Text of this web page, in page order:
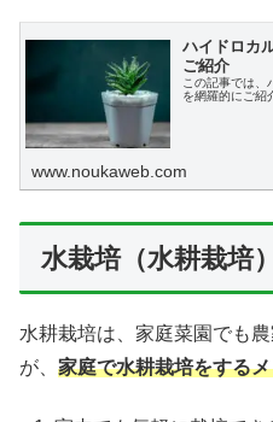
ハイドロカ
ご紹介
この記事では、
を網羅的にご紹
www.noukaweb.com
水栽培（水耕栽培
水耕栽培は、家庭菜園でも
が、 家庭で水耕栽培をする